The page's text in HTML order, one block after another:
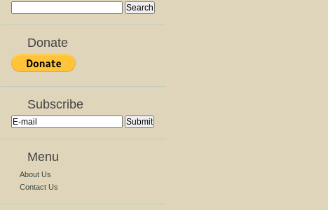
Donate
Subscribe
Menu
About Us
Contact Us